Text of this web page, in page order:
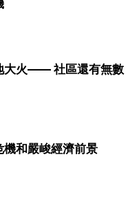
大火—— 社區還有無數
機和嚴峻經濟前景